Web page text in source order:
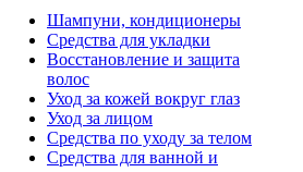
Шампуни, кондиционеры
Средства для укладки
Восстановление и защита
волос
Уход за кожей вокруг глаз
Уход за лицом
Средства по уходу за телом
Средства для ванной и